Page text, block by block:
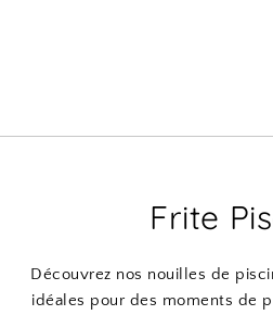
Frite
Découvrez nos nouilles de
idéales pour des moments de